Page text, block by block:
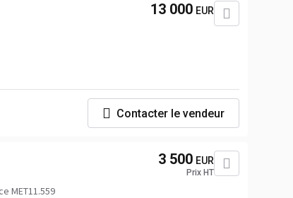
13 000 EUR
Contacter le vendeur
MET11.559
3 500 EUR
Prix HT